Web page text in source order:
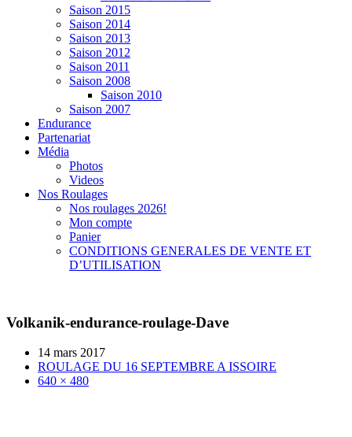
Saison 2015
Saison 2014
Saison 2013
Saison 2012
Saison 2011
Saison 2008
Saison 2010
Saison 2007
Endurance
Partenariat
Média
Photos
Videos
Nos Roulages
Nos roulages 2026!
Mon compte
Panier
CONDITIONS GENERALES DE VENTE ET
D’UTILISATION
Volkanik-endurance-roulage-Dave
14 mars 2017
ROULAGE DU 16 SEPTEMBRE A ISSOIRE
640 × 480